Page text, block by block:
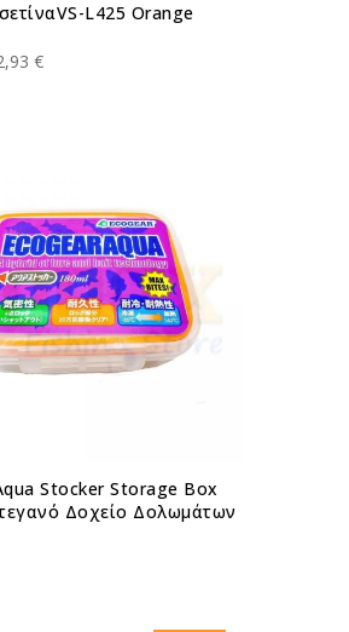
L425 Orange
€
Stocker Storage Box
Δοχείο Δολωμάτων